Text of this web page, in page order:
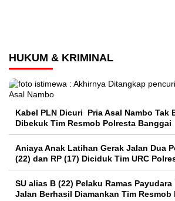
HUKUM & KRIMINAL
Kabel PLN Dicuri Pria Asal Nambo Tak
Dibekuk Tim Resmob Polresta Banggai
Aniaya Anak Latihan Gerak Jalan Dua
(22) dan RP (17) Diciduk Tim URC
SU alias B (22) Pelaku Ramas
Jalan Berhasil Diamankan Tim Resmob